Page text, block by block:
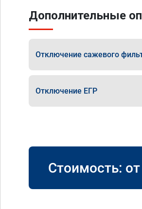
Дополнительные
Отключение сажевого
Отключение ЕГР
Стоимость: от